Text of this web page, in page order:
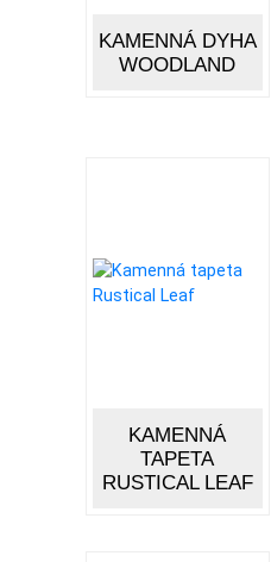
KAMENNÁ DYHA
WOODLAND
KAMENNÁ
TAPETA
RUSTICAL LEAF